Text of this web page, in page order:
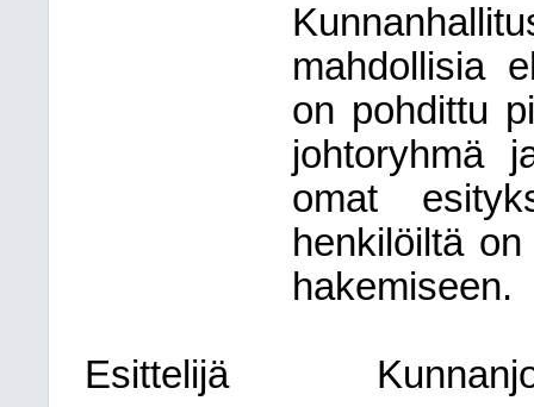
mahdollisia
on pohdittu
johtoryhmä
omat
henkilöiltä
hakemiseen.
Esittelijä